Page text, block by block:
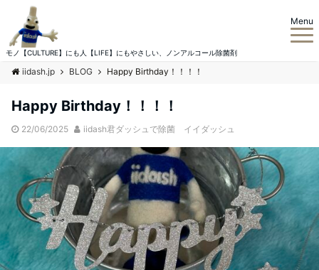
モノ【CULTURE】にも人【LIFE】にもやさしい、ノンアルコール除菌剤
Menu
iidash.jp BLOG Happy Birthday！！！！
Happy Birthday！！！！
22/06/2025 iidash君ダッシュで除菌 イイダッシュ